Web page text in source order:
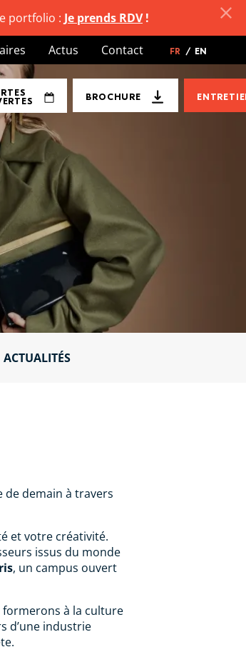
ACTUALITÉS
de demain à travers
et votre créativité.
issus du monde
, un campus ouvert
formerons à la culture
d’une industrie
Actus Contact FR / EN
BROCHURE
portfolio : Je prends RDV!